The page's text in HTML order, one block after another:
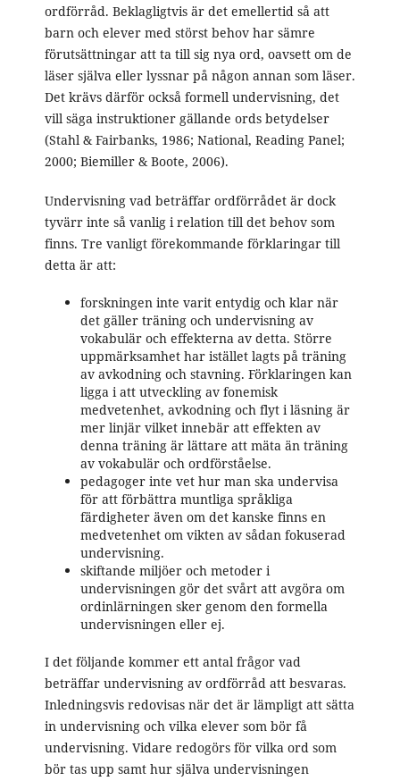
ordförråd. Beklagligtvis är det emellertid så att
barn och elever med störst behov har sämre
förutsättningar att ta till sig nya ord, oavsett om de
läser själva eller lyssnar på någon annan som läser.
Det krävs därför också formell undervisning, det
vill säga instruktioner gällande ords betydelser
(Stahl & Fairbanks, 1986; National, Reading Panel;
2000; Biemiller & Boote, 2006).
Undervisning vad beträffar ordförrådet är dock
tyvärr inte så vanlig i relation till det behov som
finns. Tre vanligt förekommande förklaringar till
detta är att:
forskningen inte varit entydig och klar när
det gäller träning och undervisning av
vokabulär och effekterna av detta. Större
uppmärksamhet har istället lagts på träning
av avkodning och stavning. Förklaringen kan
ligga i att utveckling av fonemisk
medvetenhet, avkodning och flyt i läsning är
mer linjär vilket innebär att effekten av
denna träning är lättare att mäta än träning
av vokabulär och ordförståelse.
pedagoger inte vet hur man ska undervisa
för att förbättra muntliga språkliga
färdigheter även om det kanske finns en
medvetenhet om vikten av sådan fokuserad
undervisning.
skiftande miljöer och metoder i
undervisningen gör det svårt att avgöra om
ordinlärningen sker genom den formella
undervisningen eller ej.
I det följande kommer ett antal frågor vad
beträffar undervisning av ordförråd att besvaras.
Inledningsvis redovisas när det är lämpligt att sätta
in undervisning och vilka elever som bör få
undervisning. Vidare redogörs för vilka ord som
bör tas upp samt hur själva undervisningen